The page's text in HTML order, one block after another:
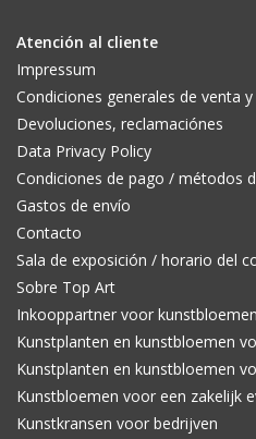
Atención al cliente
Impressum
Condiciones generales de venta
Devoluciones, reclamaciónes
Data Privacy Policy
Condiciones de pago / métodos
Gastos de envío
Contacto
Sala de exposición / horario del
Sobre Top Art
Inkooppartner voor
Kunstplanten en kunstbloemen
Kunstplanten en kunstbloemen
Kunstbloemen voor een zakelijk
Kunstkransen voor bedrijven